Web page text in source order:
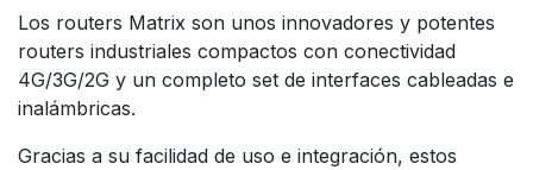
Los routers Matrix son unos innovadores y potentes
routers industriales compactos con conectividad
4G/3G/2G y un completo set de interfaces cableadas e
inalámbricas.
Gracias a su facilidad de uso e integración, estos